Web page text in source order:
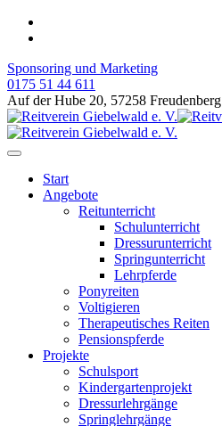
Sponsoring und Marketing
0175 51 44 611
Auf der Hube 20, 57258 Freudenberg
Start
Angebote
Reitunterricht
Schulunterricht
Dressurunterricht
Springunterricht
Lehrpferde
Ponyreiten
Voltigieren
Therapeutisches Reiten
Pensionspferde
Projekte
Schulsport
Kindergartenprojekt
Dressurlehrgänge
Springlehrgänge